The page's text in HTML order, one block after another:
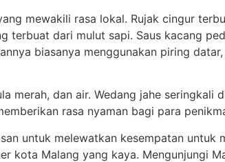
mewakili rasa lokal. Rujak cingur
terbuat dari mulut sapi. Saus kacang
biasanya menggunakan piring
merah, dan air. Wedang jahe seringkali
rasa nyaman bagi para
untuk melewatkan kesempatan untuk
kota Malang yang kaya. Mengunjungi